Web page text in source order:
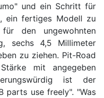
und ein Schritt für
ein fertiges Modell zu
den ungewohnten
sechs 4,5 Millimeter
zu ziehen. Pit-Road
mit angegeben
ist der
parts use freely". "Was